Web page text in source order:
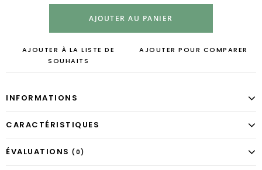
AJOUTER AU PANIER
AJOUTER À LA LISTE DE
SOUHAITS
AJOUTER POUR COMPARER
INFORMATIONS
CARACTÉRISTIQUES
ÉVALUATIONS (0)